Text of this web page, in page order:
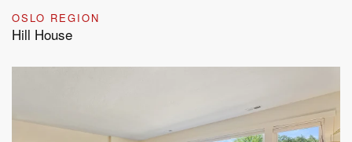
OSLO REGION
Hill House